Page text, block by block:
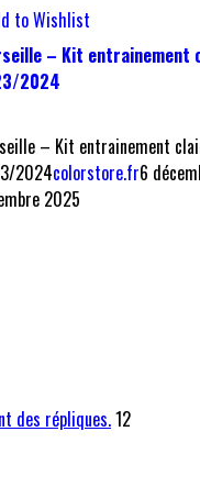
to Wishlist
– Kit entrainement
2024
– Kit entrainement
2024colorstore.fr6
2025
des répliques.12